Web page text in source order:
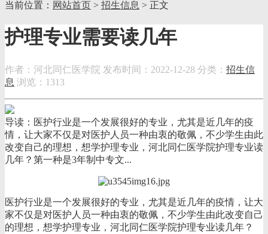
当前位置： 网站首页 > 招生信息 > 正文
护理专业需要读几年
作者：河北同仁医学院 发布时间：2022-12-28 分类： 招生信
息 浏览：1313
导读：医护行业是一个发展很好的专业，尤其是近几年的疫
情，让大家不仅是对医护人员一种由衷的敬佩，不少学生由此
改变自己的理想，想学护理专业，河北同仁医学院护理专业读
几年？第一种是3年制中专文...
医护行业是一个发展很好的专业，尤其是近几年的疫情，让大
家不仅是对医护人员一种由衷的敬佩，不少学生由此改变自己
的理想，想学护理专业，河北同仁医学院护理专业读几年？